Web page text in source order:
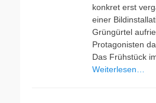
konkret erst
einer
Grüngürtel
Protagonisten
Das Frühstück
Weiterlesen…